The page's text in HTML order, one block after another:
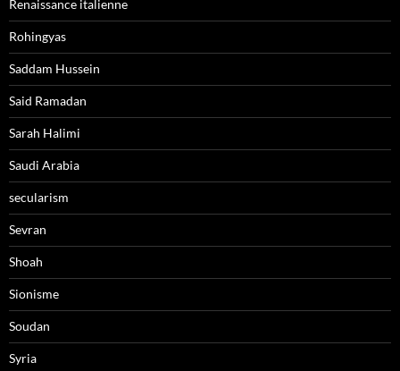
Renaissance italienne
Rohingyas
Saddam Hussein
Said Ramadan
Sarah Halimi
Saudi Arabia
secularism
Sevran
Shoah
Sionisme
Soudan
Syria